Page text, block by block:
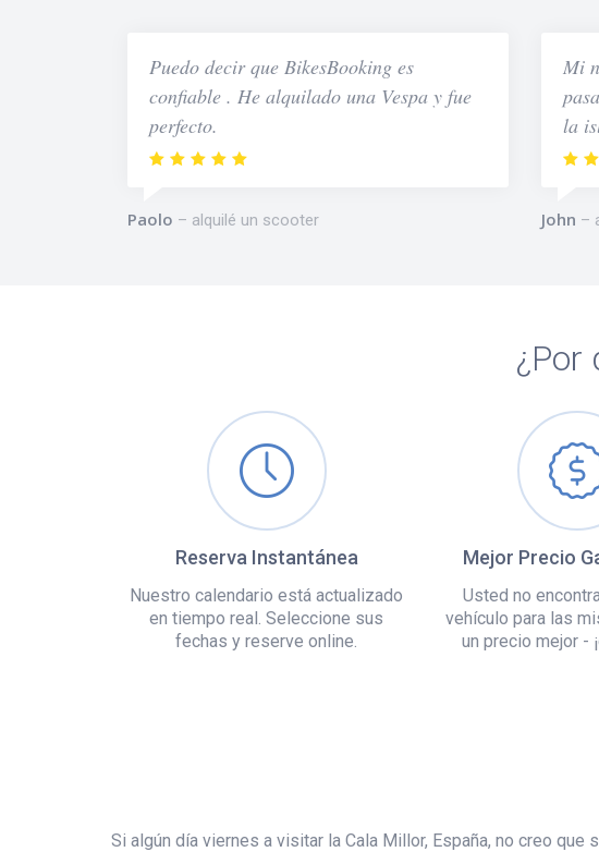
Puedo decir que BikesBooking es
confiable . He alquilado una Vespa y fue
perfecto.
Paolo alquilé un scooter
Mi
la
John
¿Por
Reserva Instantánea
Nuestro calendario está actualizado
en tiempo real. Seleccione sus
fechas y reserve online.
Mejor Precio
Usted no
vehículo para las
un precio mejor -
Si algún día viernes a visitar la Cala Millor, España, no creo